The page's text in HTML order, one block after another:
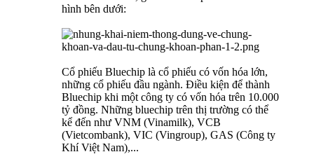
hình bên dưới:
Cổ phiếu Bluechip là cổ phiếu có vốn hóa lớn,
những cổ phiếu đầu ngành. Điều kiện để thành
Bluechip khi một công ty có vốn hóa trên 10.000
tỷ đồng. Những bluechip trên thị trường có thể
kể đến như VNM (Vinamilk), VCB
(Vietcombank), VIC (Vingroup), GAS (Công ty
Khí Việt Nam),...